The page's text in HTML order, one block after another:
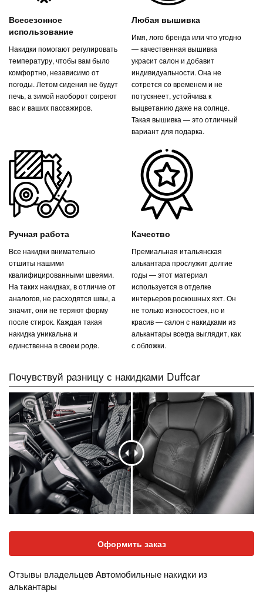
Всесезонное
использование
Накидки помогают регулировать
температуру, чтобы вам было
комфортно, независимо от
погоды. Летом сидения не будут
печь, а зимой наоборот согреют
вас и ваших пассажиров.
Любая вышивка
Имя, лого бренда или что угодно
— качественная вышивка
украсит салон и добавит
индивидуальности. Она не
сотрется со временем и не
потускнеет, устойчива к
выцветанию даже на солнце.
Такая вышивка — это отличный
вариант для подарка.
Ручная работа
Все накидки внимательно
отшиты нашими
квалифицированными швеями.
На таких накидках, в отличие от
аналогов, не расходятся швы, а
значит, они не теряют форму
после стирок. Каждая такая
накидка уникальна и
единственна в своем роде.
Качество
Премиальная итальянская
алькантара прослужит долгие
годы — этот материал
используется в отделке
интерьеров роскошных яхт. Он
не только износостоек, но и
красив — салон с накидками из
алькантары всегда выглядит, как
с обложки.
Почувствуй разницу с накидками Duffcar
Оформить заказ
Отзывы владельцев Автомобильные накидки из
алькантары